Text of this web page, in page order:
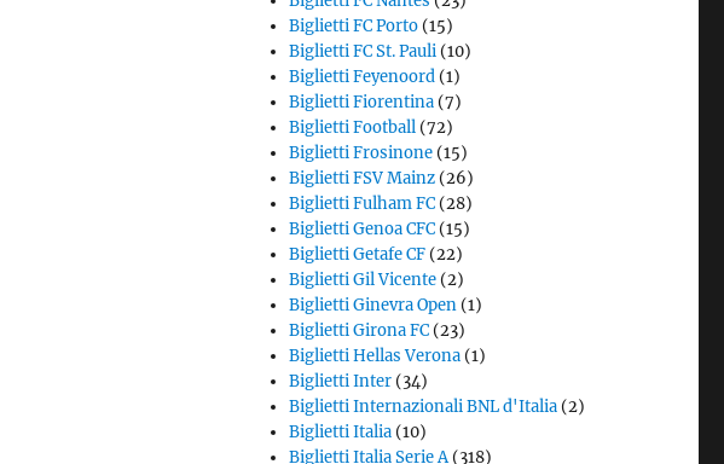
Biglietti FC Porto (15)
Biglietti FC St. Pauli (10)
Biglietti Feyenoord (1)
Biglietti Fiorentina (7)
Biglietti Football (72)
Biglietti Frosinone (15)
Biglietti FSV Mainz (26)
Biglietti Fulham FC (28)
Biglietti Genoa CFC (15)
Biglietti Getafe CF (22)
Biglietti Gil Vicente (2)
Biglietti Ginevra Open (1)
Biglietti Girona FC (23)
Biglietti Hellas Verona (1)
Biglietti Inter (34)
Biglietti Internazionali BNL d'Italia (2)
Biglietti Italia (10)
Biglietti Italia Serie A(318)